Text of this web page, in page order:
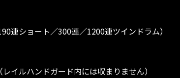
連ショート／300連／1200連ツインドラム）
イルハンドガード内には収まりません）